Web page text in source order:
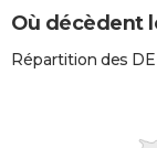
Où décèdent
Répartition des